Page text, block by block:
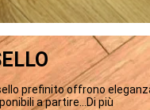
prefinito offrono
a partire...Di più